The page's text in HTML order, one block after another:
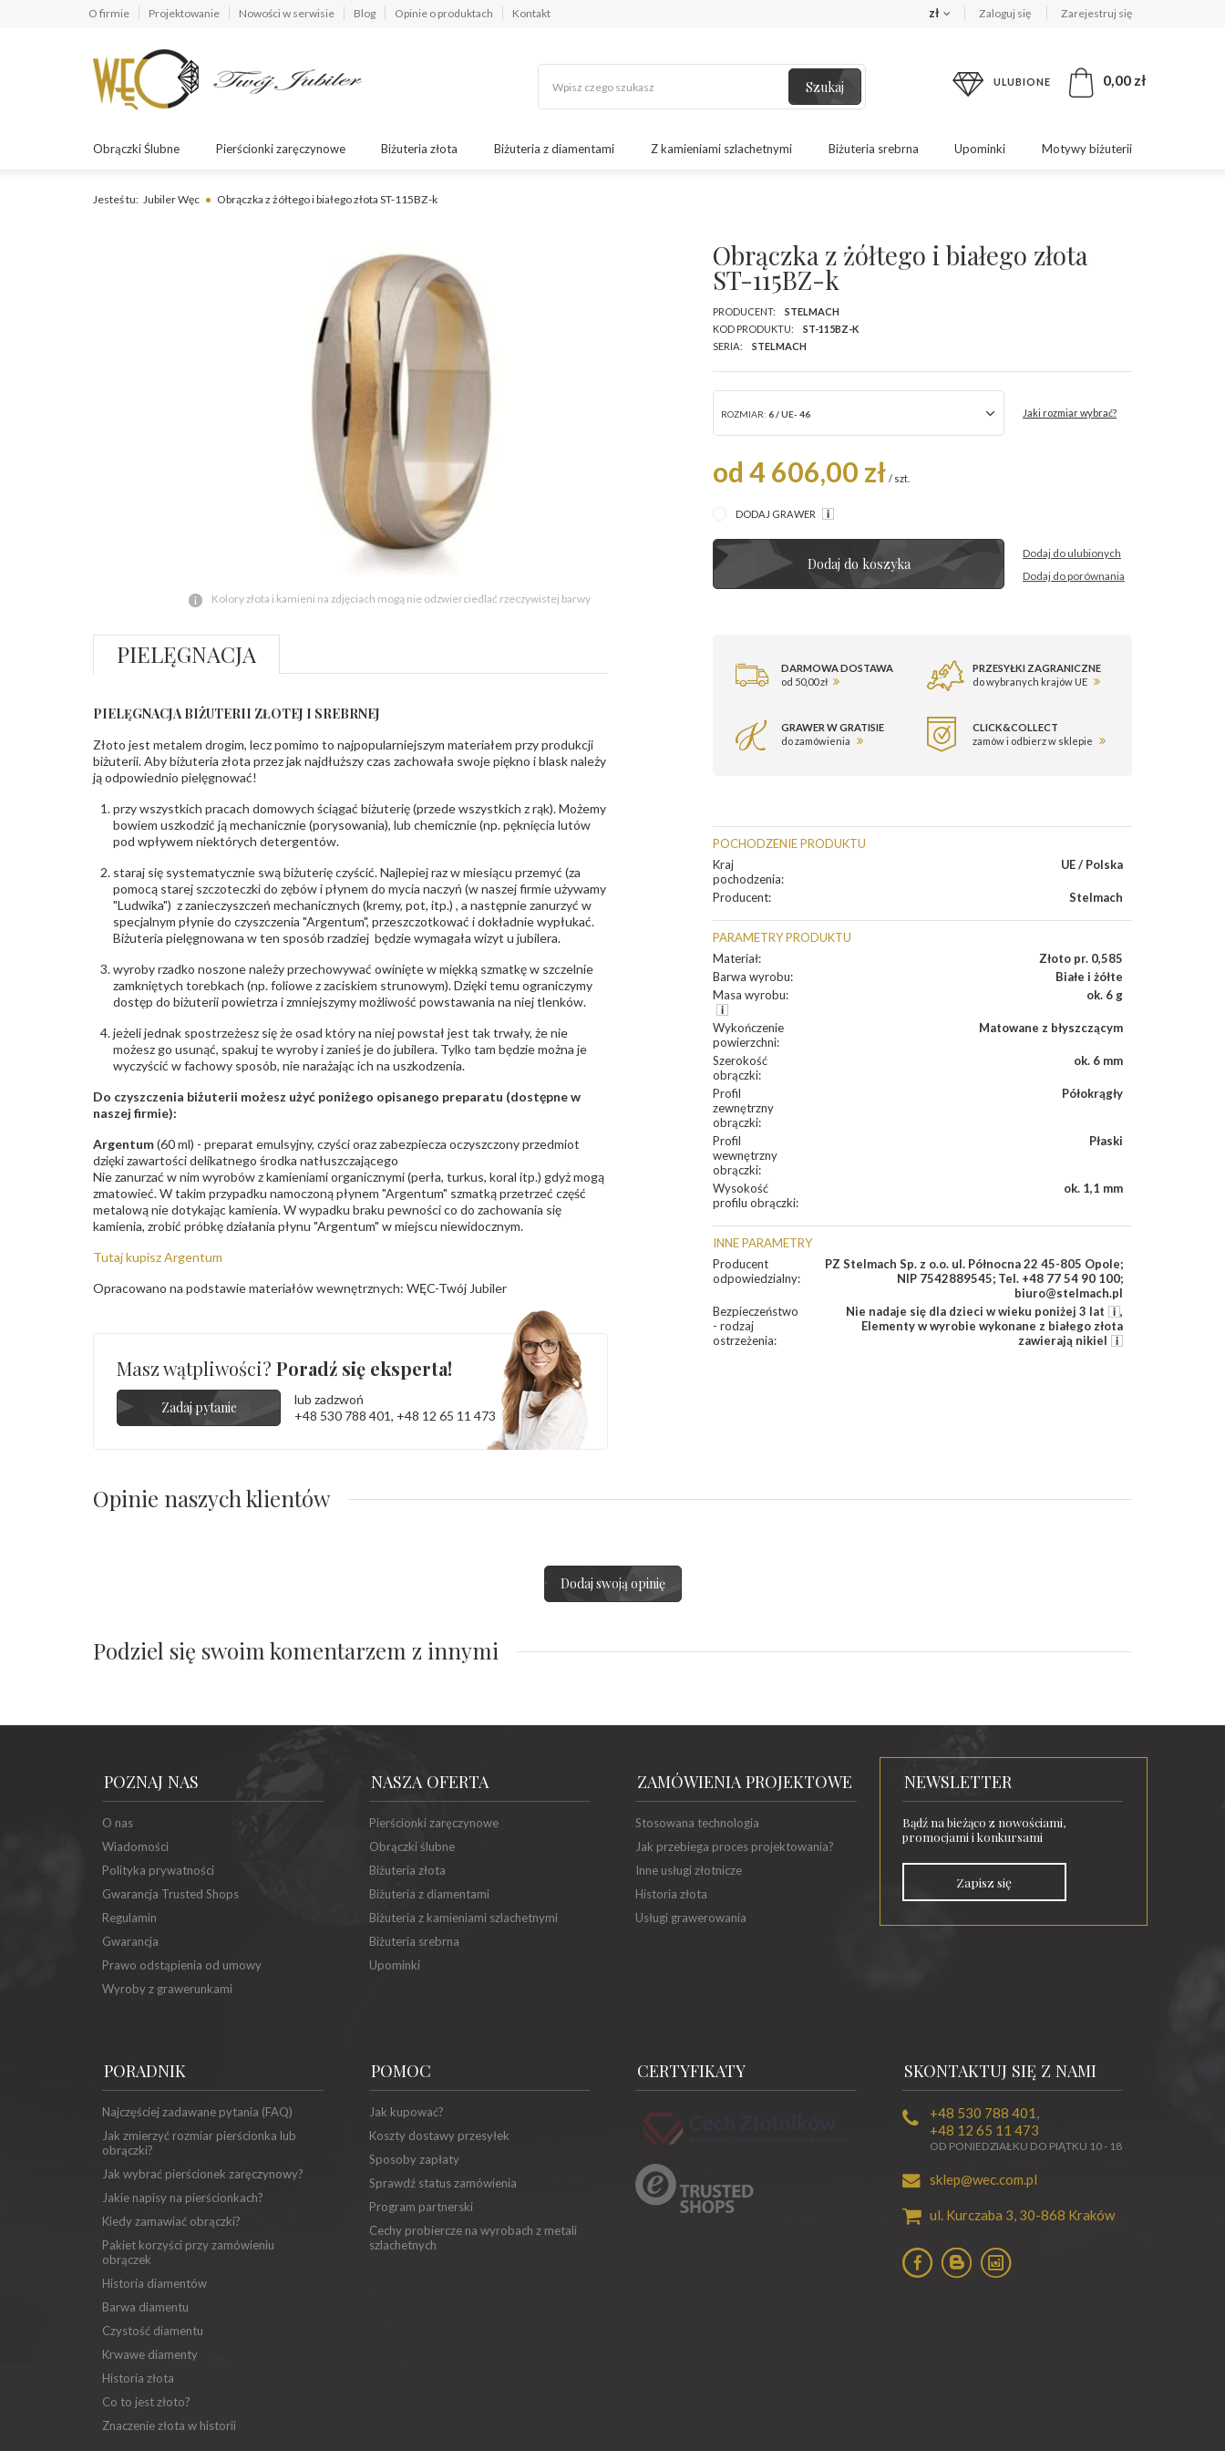
O firmie Projektowanie Nowości w serwisie Blog Opinie o produktach Kontakt zł Zaloguj się Zarejestruj się
Szukaj ULUBIONE 0,00 zł
Obrączki Ślubne Pierścionki zaręczynowe Biżuteria złota Biżuteria z diamentami Z kamieniami szlachetnymi Biżuteria srebrna Upominki Motywy biżuterii
Jesteś tu: Jubiler Węc Obrączka z żółtego i białego złota ST-115BZ-k
Kolory złota i kamieni na zdjęciach mogą nie odzwierciedlać rzeczywistej barwy
Obrączka z żółtego i białego złota
ST-115BZ-k
PRODUCENT:
STELMACH
KOD PRODUKTU:
ST-115BZ-K
SERIA:
STELMACH
ROZMIAR: 6 / UE- 46 Jaki rozmiar wybrać?
od 4 606,00 zł / szt.
DODAJ GRAWER
Dodaj do koszyka
Dodaj do ulubionych
Dodaj do porównania
DARMOWA DOSTAWA
od 50,00 zł
PRZESYŁKI ZAGRANICZNE
do wybranych krajów UE
GRAWER W GRATISIE
do zamówienia
CLICK&COLLECT
zamów i odbierz w sklepie
POCHODZENIE PRODUKTU
Kraj
pochodzenia:
UE / Polska
Producent: Stelmach
PARAMETRY PRODUKTU
Materiał:
Złoto pr. 0,585
Barwa wyrobu:
Białe i żółte
Masa wyrobu: ok. 6 g
Wykończenie
powierzchni:
Matowane z błyszczącym
Szerokość
obrączki:
ok. 6 mm
Profil
zewnętrzny
obrączki:
Półokrągły
Profil
wewnętrzny
obrączki:
Płaski
Wysokość
profilu obrączki:
ok. 1,1 mm
INNE PARAMETRY
Producent
odpowiedzialny:
PZ Stelmach Sp. z o.o. ul. Północna 22 45-805 Opole;
NIP 7542889545; Tel. +48 77 54 90 100;
biuro@stelmach.pl
Bezpieczeństwo
- rodzaj
ostrzeżenia:
Nie nadaje się dla dzieci w wieku poniżej 3 lat
,
Elementy w wyrobie wykonane z białego złota
zawierają nikiel
PIELĘGNACJA
PIELĘGNACJA BIŻUTERII ZŁOTEJ I SREBRNEJ
Złoto jest metalem drogim, lecz pomimo to najpopularniejszym materiałem przy produkcji
biżuterii. Aby biżuteria złota przez jak najdłuższy czas zachowała swoje piękno i blask należy
ją odpowiednio pielęgnować!
przy wszystkich pracach domowych ściągać biżuterię (przede wszystkich z rąk). Możemy
bowiem uszkodzić ją mechanicznie (porysowania), lub chemicznie (np. pęknięcia lutów
pod wpływem niektórych detergentów.
staraj się systematycznie swą biżuterię czyścić. Najlepiej raz w miesiącu przemyć (za
pomocą starej szczoteczki do zębów i płynem do mycia naczyń (w naszej firmie używamy
"Ludwika") z zanieczyszczeń mechanicznych (kremy, pot, itp.) , a następnie zanurzyć w
specjalnym płynie do czyszczenia "Argentum", przeszczotkować i dokładnie wypłukać.
Biżuteria pielęgnowana w ten sposób rzadziej będzie wymagała wizyt u jubilera.
wyroby rzadko noszone należy przechowywać owinięte w miękką szmatkę w szczelnie
zamkniętych torebkach (np. foliowe z zaciskiem strunowym). Dzięki temu ograniczymy
dostęp do biżuterii powietrza i zmniejszymy możliwość powstawania na niej tlenków.
jeżeli jednak spostrzeżesz się że osad który na niej powstał jest tak trwały, że nie
możesz go usunąć, spakuj te wyroby i zanieś je do jubilera. Tylko tam będzie można je
wyczyścić w fachowy sposób, nie narażając ich na uszkodzenia.
Do czyszczenia biżuterii możesz użyć poniżego opisanego preparatu (dostępne w
naszej firmie):
Argentum(60 ml) - preparat emulsyjny, czyści oraz zabezpiecza oczyszczony przedmiot
dzięki zawartości delikatnego środka natłuszczającego
Nie zanurzać w nim wyrobów z kamieniami organicznymi (perła, turkus, koral itp.) gdyż mogą
zmatowieć. W takim przypadku namoczoną płynem "Argentum" szmatką przetrzeć część
metalową nie dotykając kamienia. W wypadku braku pewności co do zachowania się
kamienia, zrobić próbkę działania płynu "Argentum" w miejscu niewidocznym.
Tutaj kupisz Argentum
Opracowano na podstawie materiałów wewnętrznych: WĘC-Twój Jubiler
Masz wątpliwości? Poradź się eksperta!
Zadaj pytanie
lub zadzwoń
+48 530 788 401, +48 12 65 11 473
Opinie naszych klientów
Dodaj swoją opinię
Podziel się swoim komentarzem z innymi
POZNAJ NAS
O nas
Wiadomości
Polityka prywatności
Gwarancja Trusted Shops
Regulamin
Gwarancja
Prawo odstąpienia od umowy
Wyroby z grawerunkami
NASZA OFERTA
Pierścionki zaręczynowe
Obrączki ślubne
Biżuteria złota
Biżuteria z diamentami
Biżuteria z kamieniami szlachetnymi
Biżuteria srebrna
Upominki
ZAMÓWIENIA PROJEKTOWE
Stosowana technologia
Jak przebiega proces projektowania?
Inne usługi złotnicze
Historia złota
Usługi grawerowania
NEWSLETTER
Bądź na bieżąco z nowościami,
promocjami i konkursami
Zapisz się
PORADNIK
Najczęściej zadawane pytania (FAQ)
Jak zmierzyć rozmiar pierścionka lub
obrączki?
Jak wybrać pierścionek zaręczynowy?
Jakie napisy na pierścionkach?
Kiedy zamawiać obrączki?
Pakiet korzyści przy zamówieniu
obrączek
Historia diamentów
Barwa diamentu
Czystość diamentu
Krwawe diamenty
Historia złota
Co to jest złoto?
Znaczenie złota w historii
POMOC
Jak kupować?
Koszty dostawy przesyłek
Sposoby zapłaty
Sprawdź status zamówienia
Program partnerski
Cechy probiercze na wyrobach z metali
szlachetnych
CERTYFIKATY SKONTAKTUJ SIĘ Z NAMI
+48 530 788 401 ,
+48 12 65 11 473
OD PONIEDZIAŁKU DO PIĄTKU 10 - 18
sklep@wec.com.pl
ul. Kurczaba 3, 30-868 Kraków